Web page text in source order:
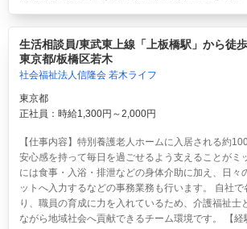
生活相談員/東武東上線「上板橋駅」から徒
東京都/板橋区若木
社会福祉法人信隆会 若木ライフ
東京都
正社員：時給1,300円～2,000円
【仕事内容】特別養護老人ホームに入居される約
安心感を持って毎日を過ごせるよう支えることがミ
には食事・入浴・排泄などの身体介助に加え、日々
ットへ入力するなどの事務業務も行います。 自社
り、職員の育成に力を入れているため、介護福祉士
ながら地域社会へ貢献できるチーム環境です。 【経